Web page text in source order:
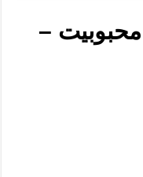
ثروت و برکت مال
چشم زخم ماشاالله
قلب و رفع اضطراب
–